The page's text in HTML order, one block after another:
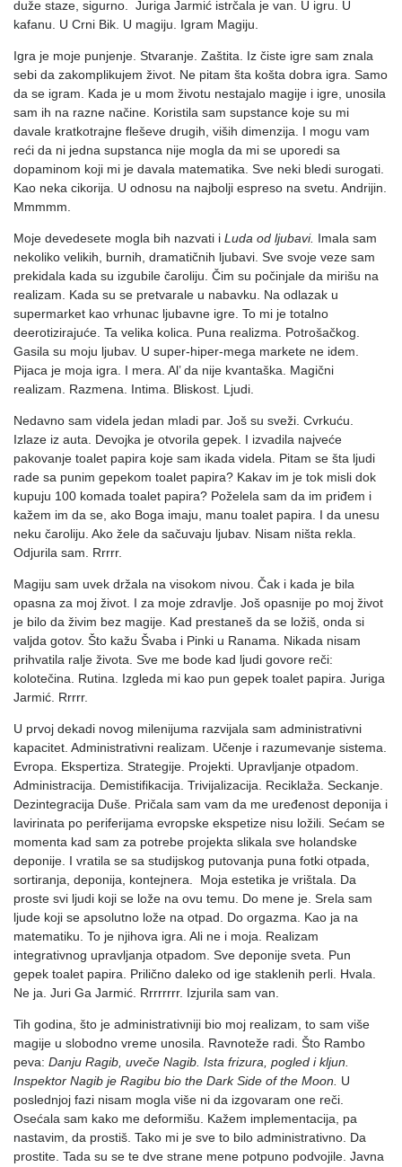
duže staze, sigurno. Juriga Jarmić istrčala je van. U igru. U
kafanu. U Crni Bik. U magiju. Igram Magiju.
Igra je moje punjenje. Stvaranje. Zaštita. Iz čiste igre sam znala
sebi da zakomplikujem život. Ne pitam šta košta dobra igra. Samo
da se igram. Kada je u mom životu nestajalo magije i igre, unosila
sam ih na razne načine. Koristila sam supstance koje su mi
davale kratkotrajne fleševe drugih, viših dimenzija. I mogu vam
reći da ni jedna supstanca nije mogla da mi se uporedi sa
dopaminom koji mi je davala matematika. Sve neki bledi surogati.
Kao neka cikorija. U odnosu na najbolji espreso na svetu. Andrijin.
Mmmmm.
Moje devedesete mogla bih nazvati i Luda od ljubavi. Imala sam
nekoliko velikih, burnih, dramatičnih ljubavi. Sve svoje veze sam
prekidala kada su izgubile čaroliju. Čim su počinjale da mirišu na
realizam. Kada su se pretvarale u nabavku. Na odlazak u
supermarket kao vrhunac ljubavne igre. To mi je totalno
deerotizirajuće. Ta velika kolica. Puna realizma. Potrošačkog.
Gasila su moju ljubav. U super-hiper-mega markete ne idem.
Pijaca je moja igra. I mera. Al’ da nije kvantaška. Magični
realizam. Razmena. Intima. Bliskost. Ljudi.
Nedavno sam videla jedan mladi par. Još su sveži. Cvrkuću.
Izlaze iz auta. Devojka je otvorila gepek. I izvadila najveće
pakovanje toalet papira koje sam ikada videla. Pitam se šta ljudi
rade sa punim gepekom toalet papira? Kakav im je tok misli dok
kupuju 100 komada toalet papira? Poželela sam da im priđem i
kažem im da se, ako Boga imaju, manu toalet papira. I da unesu
neku čaroliju. Ako žele da sačuvaju ljubav. Nisam ništa rekla.
Odjurila sam. Rrrrr.
Magiju sam uvek držala na visokom nivou. Čak i kada je bila
opasna za moj život. I za moje zdravlje. Još opasnije po moj život
je bilo da živim bez magije. Kad prestaneš da se ložiš, onda si
valjda gotov. Što kažu Švaba i Pinki u Ranama. Nikada nisam
prihvatila ralje života. Sve me bode kad ljudi govore reči:
kolotečina. Rutina. Izgleda mi kao pun gepek toalet papira. Juriga
Jarmić. Rrrrr.
U prvoj dekadi novog milenijuma razvijala sam administrativni
kapacitet. Administrativni realizam. Učenje i razumevanje sistema.
Evropa. Ekspertiza. Strategije. Projekti. Upravljanje otpadom.
Administracija. Demistifikacija. Trivijalizacija. Reciklaža. Seckanje.
Dezintegracija Duše. Pričala sam vam da me uređenost deponija i
lavirinata po periferijama evropske ekspetize nisu ložili. Sećam se
momenta kad sam za potrebe projekta slikala sve holandske
deponije. I vratila se sa studijskog putovanja puna fotki otpada,
sortiranja, deponija, kontejnera. Moja estetika je vrištala. Da
proste svi ljudi koji se lože na ovu temu. Do mene je. Srela sam
ljude koji se apsolutno lože na otpad. Do orgazma. Kao ja na
matematiku. To je njihova igra. Ali ne i moja. Realizam
integrativnog upravljanja otpadom. Sve deponije sveta. Pun
gepek toalet papira. Prilično daleko od ige staklenih perli. Hvala.
Ne ja. Juri Ga Jarmić. Rrrrrrrr. Izjurila sam van.
Tih godina, što je administrativniji bio moj realizam, to sam više
magije u slobodno vreme unosila. Ravnoteže radi. Što Rambo
peva: Danju Ragib, uveče Nagib. Ista frizura, pogled i kljun.
Inspektor Nagib je Ragibu bio the Dark Side of the Moon.
U
poslednjoj fazi nisam mogla više ni da izgovaram one reči.
Osećala sam kako me deformišu. Kažem implementacija, pa
nastavim, da prostiš. Tako mi je sve to bilo administrativno. Da
prostite. Tada su se te dve strane mene potpuno podvojile. Javna